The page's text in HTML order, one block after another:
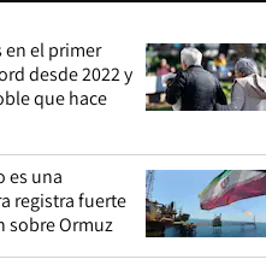
en el primer
desde 2022 y
que hace
es una
registra fuerte
sobre Ormuz